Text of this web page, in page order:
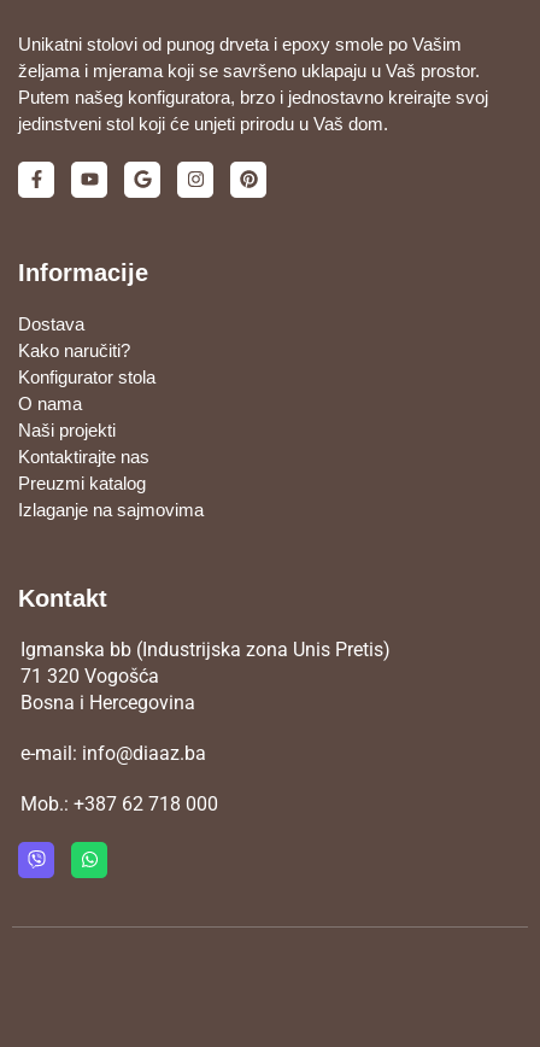
Unikatni stolovi od punog drveta i epoxy smole po Vašim
željama i mjerama koji se savršeno uklapaju u Vaš prostor.
Putem našeg konfiguratora, brzo i jednostavno kreirajte svoj
jedinstveni stol koji će unjeti prirodu u Vaš dom.
Informacije
Dostava
Kako naručiti?
Konfigurator stola
O nama
Naši projekti
Kontaktirajte nas
Preuzmi katalog
Izlaganje na sajmovima
Kontakt
Igmanska bb (Industrijska zona Unis Pretis)
71 320 Vogošća
Bosna i Hercegovina
e-mail: info@diaaz.ba
Mob.: +387 62 718 000